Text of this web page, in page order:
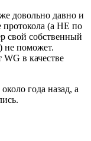
довольно давно и
протокола (а НЕ по
свой собственный
не поможет.
WG в качестве
года назад, а